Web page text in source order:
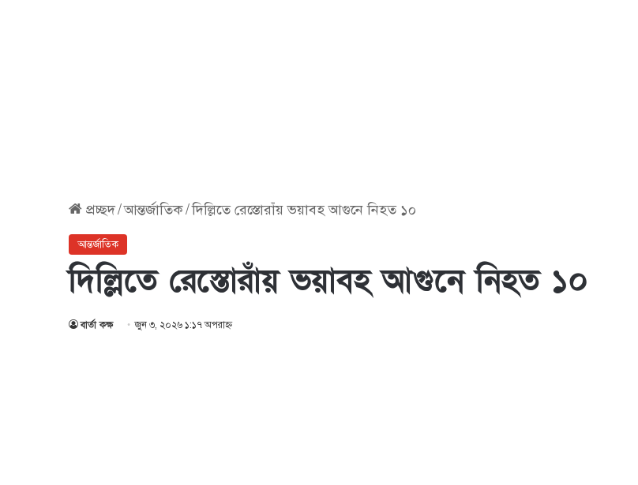
প্রচ্ছদ/আন্তর্জাতিক/দিল্লিতে রেস্তোরাঁয় ভয়াবহ আগুনে নিহত ১০
আন্তর্জাতিক
দিল্লিতে রেস্তোরাঁয় ভয়াবহ আগুনে নিহত ১০
বার্তা কক্ষ জুন ৩, ২০২৬ ১:১৭ অপরাহ্ণ